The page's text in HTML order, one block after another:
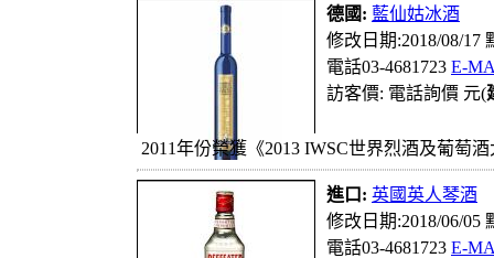
德國: 藍仙姑冰酒
修改日期:2018/08/17
電話03-4681723 E-
訪客價: 電話詢價 元(
2011年份榮獲《2013 IWSC世界烈酒及葡萄
進口: 英國英人琴酒
修改日期:2018/06/05
電話03-4681723 E-